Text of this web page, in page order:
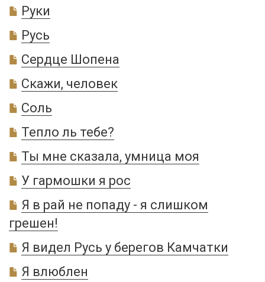
Руки
Русь
Сердце Шопена
Скажи, человек
Соль
Тепло ль тебе?
Ты мне сказала, умница моя
У гармошки я рос
Я в рай не попаду - я слишком
грешен!
Я видел Русь у берегов Камчатки
Я влюблен